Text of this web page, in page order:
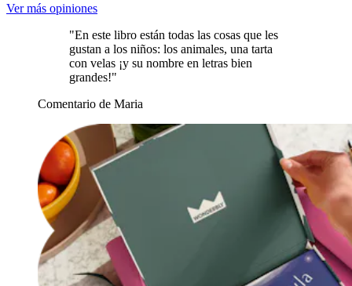
Ver más opiniones
"En este libro están todas las cosas que les
gustan a los niños: los animales, una tarta
con velas ¡y su nombre en letras bien
grandes!"
Comentario de Maria